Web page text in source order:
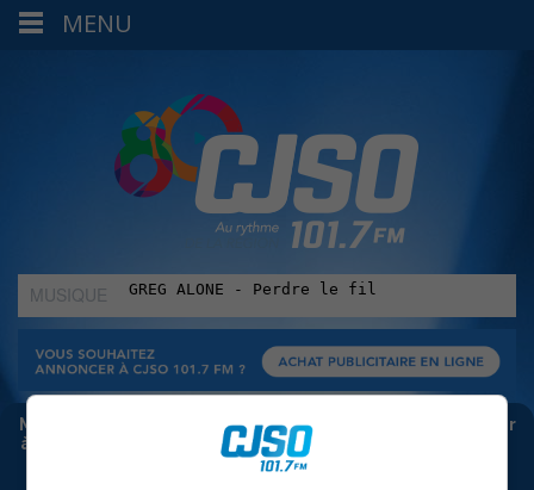
MUSIQUE
:
Meta bloque les infos sur Facebook. Pour ne rien manquer
à Sorel-Tracy et la région, abonne-toi à notre infolettre :
MENU